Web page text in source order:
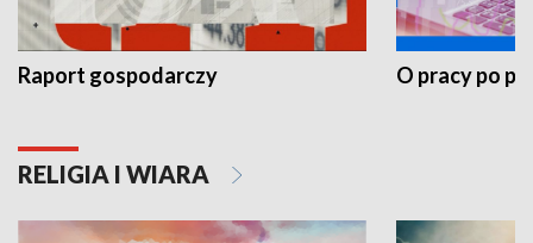
Raport gospodarczy O pracy po
RELIGIA I WIARA